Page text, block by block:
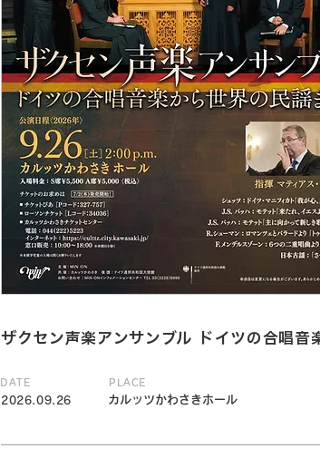
ザクセン声楽アンサンブル ドイツの合唱音
2026.09.26 カルッツかわさきホール
PLACE
DATE